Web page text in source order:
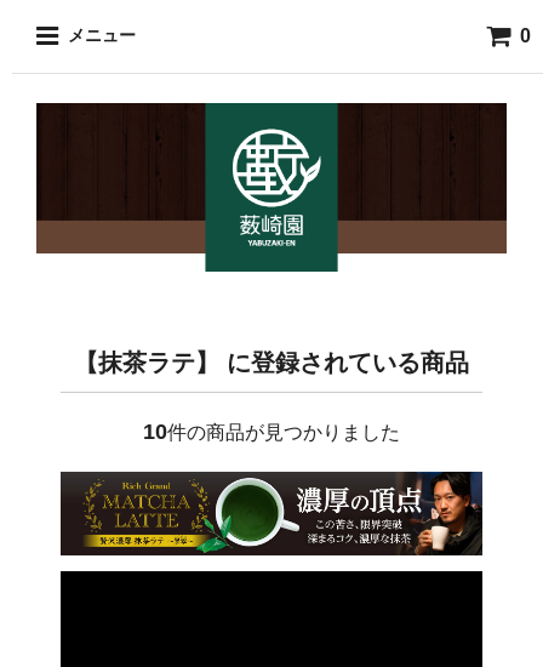
メニュー 0
【抹茶ラテ】 に登録されている商品
10件の商品が見つかりました